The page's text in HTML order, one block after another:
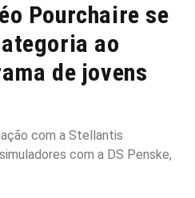
Pourchaire se
ao
de jovens
com a Stellantis
com a DS Penske,